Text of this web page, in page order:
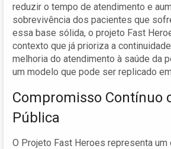
reduzir o tempo de atendimento e
sobrevivência dos pacientes que
essa base sólida, o projeto Fast
contexto que já prioriza a
melhoria do atendimento à saúde da
um modelo que pode ser replicado
Compromisso Contínuo
Pública
O Projeto Fast Heroes representa